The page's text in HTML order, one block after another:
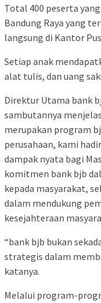
Total 400 peserta
Bandung Raya yang
langsung di Kantor
Setiap anak
alat tulis, dan uang
Direktur Utama bank
sambutannya
merupakan program
perusahaan, kami
dampak nyata bagi
komitmen bank bjb
kepada masyarakat,
dalam mendukung
kesejahteraan
“bank bjb bukan
strategis dalam
katanya.
Melalui program-